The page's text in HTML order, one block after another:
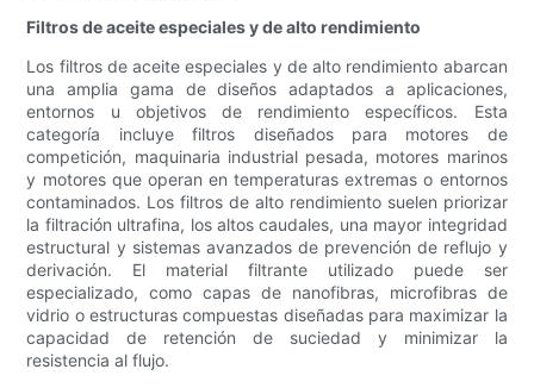
Filtros de aceite especiales y de alto rendimiento
Los filtros de aceite especiales y de alto rendimiento abarcan
una amplia gama de diseños adaptados a aplicaciones,
entornos u objetivos de rendimiento específicos. Esta
categoría incluye filtros diseñados para motores de
competición, maquinaria industrial pesada, motores marinos
y motores que operan en temperaturas extremas o entornos
contaminados. Los filtros de alto rendimiento suelen priorizar
la filtración ultrafina, los altos caudales, una mayor integridad
estructural y sistemas avanzados de prevención de reflujo y
derivación. El material filtrante utilizado puede ser
especializado, como capas de nanofibras, microfibras de
vidrio o estructuras compuestas diseñadas para maximizar la
capacidad de retención de suciedad y minimizar la
resistencia al flujo.